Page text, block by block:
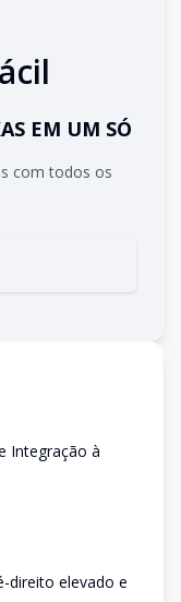
EM UM SÓ
com todos os
Integração à
direito elevado e